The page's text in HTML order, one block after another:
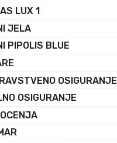
LUX 1
JELA
PIPOLIS BLUE
OSIGURANJE
OSIGURANJE